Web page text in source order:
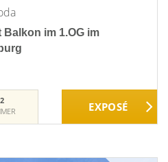
im 1.OG im
2